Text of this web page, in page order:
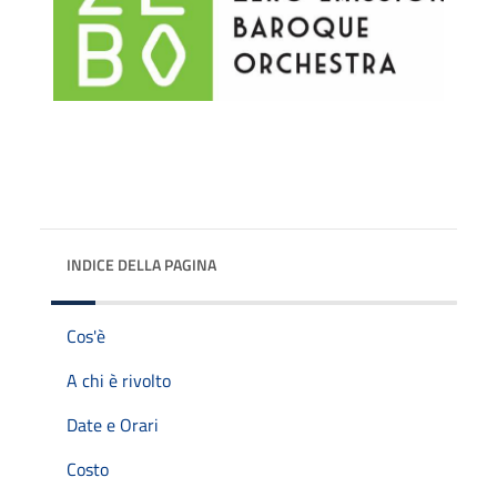
INDICE DELLA PAGINA
Cos'è
A chi è rivolto
Date e Orari
Costo